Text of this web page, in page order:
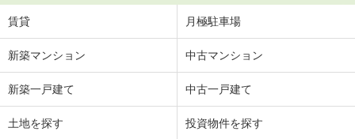
賃貸 月極駐車場
新築マンション 中古マンション
新築一戸建て 中古一戸建て
土地を探す 投資物件を探す